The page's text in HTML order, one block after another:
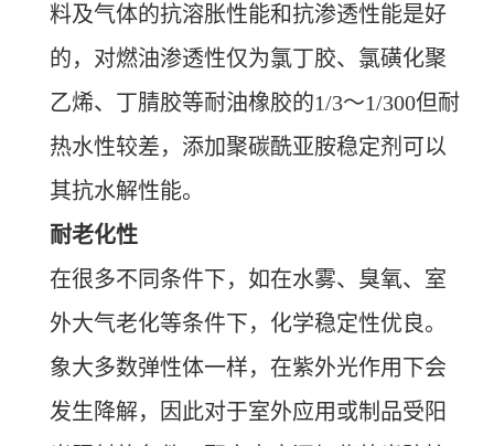
料及气体的抗溶胀性能和抗渗透性能是好
的，对燃油渗透性仅为氯丁胶、氯磺化聚
乙烯、丁腈胶等耐油橡胶的1/3～1/300但耐
热水性较差，添加聚碳酰亚胺稳定剂可以
其抗水解性能。
耐老化性
在很多不同条件下，如在水雾、臭氧、室
外大气老化等条件下，化学稳定性优良。
象大多数弹性体一样，在紫外光作用下会
发生降解，因此对于室外应用或制品受阳